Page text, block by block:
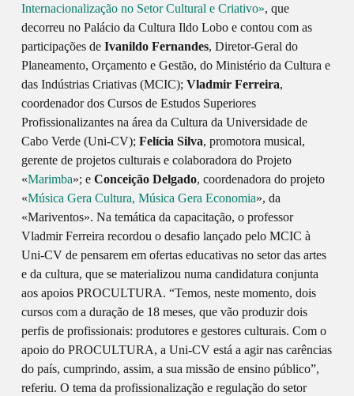
Internacionalização no Setor Cultural e Criativo», que
decorreu no Palácio da Cultura Ildo Lobo e contou com as
participações de Ivanildo Fernandes, Diretor-Geral do
Planeamento, Orçamento e Gestão, do Ministério da Cultura e
das Indústrias Criativas (MCIC); Vladmir Ferreira,
coordenador dos Cursos de Estudos Superiores
Profissionalizantes na área da Cultura da Universidade de
Cabo Verde (Uni-CV); Felícia Silva, promotora musical,
gerente de projetos culturais e colaboradora do Projeto
«Marimba»; e Conceição Delgado, coordenadora do projeto
«Música Gera Cultura, Música Gera Economia», da
«Mariventos». Na temática da capacitação, o professor
Vladmir Ferreira recordou o desafio lançado pelo MCIC à
Uni-CV de pensarem em ofertas educativas no setor das artes
e da cultura, que se materializou numa candidatura conjunta
aos apoios PROCULTURA. “Temos, neste momento, dois
cursos com a duração de 18 meses, que vão produzir dois
perfis de profissionais: produtores e gestores culturais. Com o
apoio do PROCULTURA, a Uni-CV está a agir nas carências
do país, cumprindo, assim, a sua missão de ensino público”,
referiu. O tema da profissionalização e regulação do setor